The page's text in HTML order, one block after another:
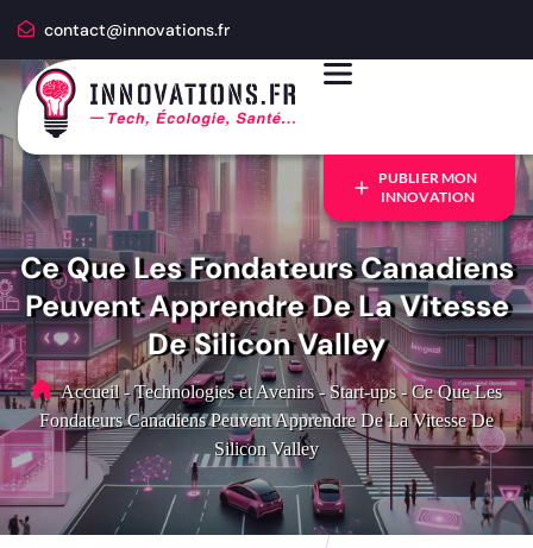
contact@innovations.fr
PUBLIER MON
INNOVATION
Ce Que Les Fondateurs Canadiens
Peuvent Apprendre De La Vitesse
De Silicon Valley
Accueil - Technologies et Avenirs - Start-ups - Ce Que Les
Fondateurs Canadiens Peuvent Apprendre De La Vitesse De
Silicon Valley